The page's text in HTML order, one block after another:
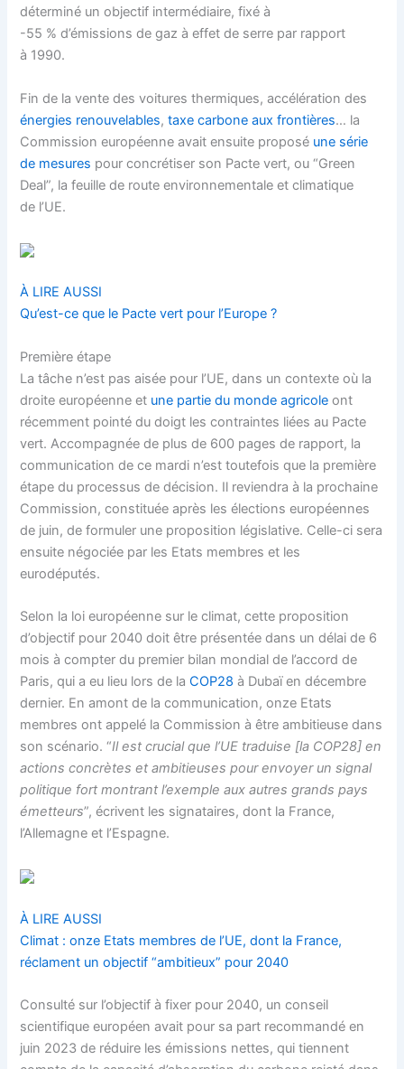
déterminé un objectif intermédiaire, fixé à
-55 % d’émissions de gaz à effet de serre par rapport
à 1990.
Fin de la vente des voitures thermiques, accélération des
énergies renouvelables,taxe carbone aux frontières… la
Commission européenne avait ensuite proposé une série
de mesures pour concrétiser son Pacte vert, ou “Green
Deal”, la feuille de route environnementale et climatique
de l’UE.
À LIRE AUSSI
Qu’est-ce que le Pacte vert pour l’Europe ?
Première étape
La tâche n’est pas aisée pour l’UE, dans un contexte où la
droite européenne et une partie du monde agricole ont
récemment pointé du doigt les contraintes liées au Pacte
vert. Accompagnée de plus de 600 pages de rapport, la
communication de ce mardi n’est toutefois que la première
étape du processus de décision. Il reviendra à la prochaine
Commission, constituée après les élections européennes
de juin, de formuler une proposition législative. Celle-ci sera
ensuite négociée par les Etats membres et les
eurodéputés.
Selon la loi européenne sur le climat, cette proposition
d’objectif pour 2040 doit être présentée dans un délai de 6
mois à compter du premier bilan mondial de l’accord de
Paris, qui a eu lieu lors de laCOP28 à Dubaï en décembre
dernier. En amont de la communication, onze Etats
membres ont appelé la Commission à être ambitieuse dans
son scénario. “Il est crucial que l’UE traduise [la COP28] en
actions concrètes et ambitieuses pour envoyer un signal
politique fort montrant l’exemple aux autres grands pays
émetteurs”, écrivent les signataires, dont la France,
l’Allemagne et l’Espagne.
À LIRE AUSSI
Climat : onze Etats membres de l’UE, dont la France,
réclament un objectif “ambitieux” pour 2040
Consulté sur l’objectif à fixer pour 2040, un conseil
scientifique européen avait pour sa part recommandé en
juin 2023 de réduire les émissions nettes, qui tiennent